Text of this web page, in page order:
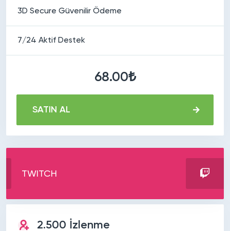
3D Secure Güvenilir Ödeme
7/24 Aktif Destek
68.00₺
SATIN AL
TWITCH
2.500 İzlenme